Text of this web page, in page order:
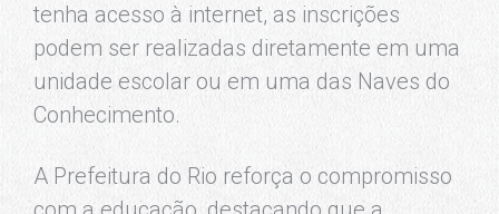
tenha acesso à internet, as inscrições
podem ser realizadas diretamente em uma
unidade escolar ou em uma das Naves do
Conhecimento.
A Prefeitura do Rio reforça o compromisso